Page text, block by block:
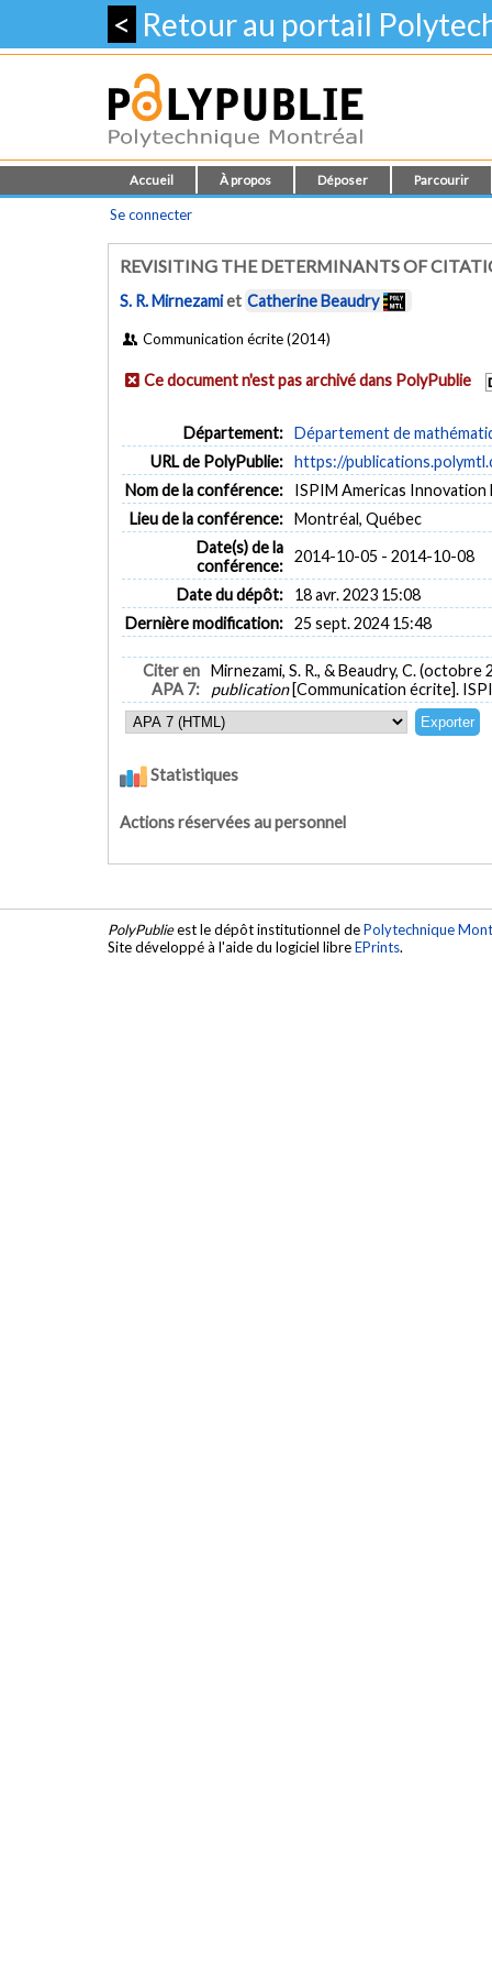
< Retour au portail
Accueil À propos Déposer Parcourir
Se connecter
REVISITING THE DETERMINANTS OF
S. R. Mirnezamiet Catherine Beaudry
Communication écrite (2014)
Ce document n'est pas archivé dans PolyPublie
Département: Département de
URL de PolyPublie: https://
Nom de la conférence:
ISPIM Americas Innovation
Lieu de la conférence: Montréal, Québec
Date(s) de la
conférence:
2014-10-05 - 2014-10-08
Date du dépôt:
18 avr. 2023 15:08
Dernière modification: 25 sept. 2024 15:48
Citer en
APA 7:
Mirnezami, S. R., & Beaudry, C. (octobre
publication [Communication écrite].
Statistiques
Actions réservées au personnel
PolyPublieest le dépôt institutionnel dePolytechnique
Site développé à l'aide du logiciel libreEPrints.